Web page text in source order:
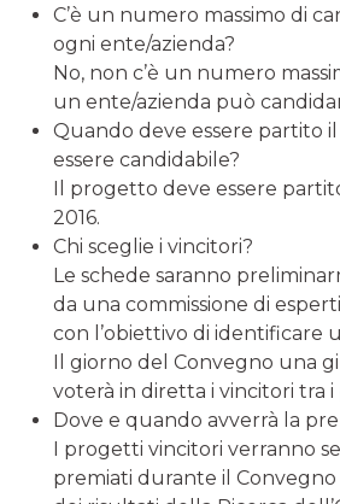
C’è un numero massimo di
ogni ente/azienda?
No, non c’è un numero
un ente/azienda può
Quando deve essere partito
essere candidabile?
Il progetto deve essere
2016.
Chi sceglie i vincitori?
Le schede saranno
da una commissione di
con l’obiettivo di identificare
Il giorno del Convegno una
voterà in diretta i vincitori tra
Dove e quando avverrà la
I progetti vincitori verranno
premiati durante il